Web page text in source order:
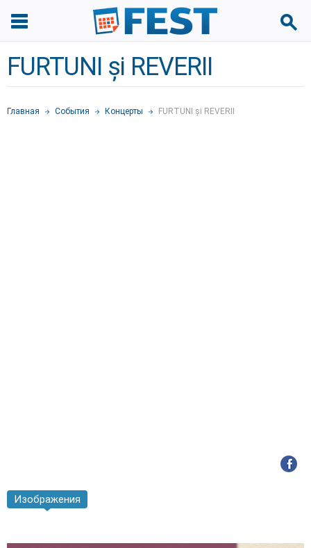
FURTUNI și REVERII
Главная События Концерты FURTUNI și REVERII
Изображения